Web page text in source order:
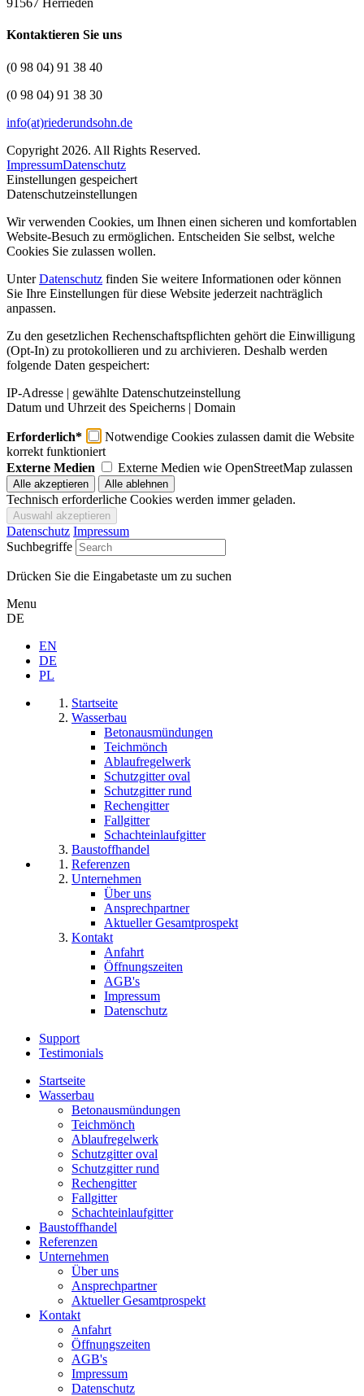
91567 Herrieden
Kontaktieren Sie uns
(0 98 04) 91 38 40
(0 98 04) 91 38 30
info(at)riederundsohn.de
Copyright 2026. All Rights Reserved.
ImpressumDatenschutz
Einstellungen gespeichert
Datenschutzeinstellungen
Wir verwenden Cookies, um Ihnen einen sicheren und komfortablen
Website-Besuch zu ermöglichen. Entscheiden Sie selbst, welche
Cookies Sie zulassen wollen.
UnterDatenschutz finden Sie weitere Informationen oder können
Sie Ihre Einstellungen für diese Website jederzeit nachträglich
anpassen.
Zu den gesetzlichen Rechenschaftspflichten gehört die Einwilligung
(Opt-In) zu protokollieren und zu archivieren. Deshalb werden
folgende Daten gespeichert:
IP-Adresse | gewählte Datenschutzeinstellung
Datum und Uhrzeit des Speicherns | Domain
Erforderlich*
Notwendige Cookies zulassen damit die Website
korrekt funktioniert
Externe Medien
Externe Medien wie OpenStreetMap zulassen
Technisch erforderliche Cookies werden immer geladen.
Datenschutz Impressum
Suchbegriffe
Drücken Sie die Eingabetaste um zu suchen
Menu
DE
EN
DE
PL
Startseite
Wasserbau
Betonausmündungen
Teichmönch
Ablaufregelwerk
Schutzgitter oval
Schutzgitter rund
Rechengitter
Fallgitter
Schachteinlaufgitter
Baustoffhandel
Referenzen
Unternehmen
Über uns
Ansprechpartner
Aktueller Gesamtprospekt
Kontakt
Anfahrt
Öffnungszeiten
AGB's
Impressum
Datenschutz
Support
Testimonials
Startseite
Wasserbau
Betonausmündungen
Teichmönch
Ablaufregelwerk
Schutzgitter oval
Schutzgitter rund
Rechengitter
Fallgitter
Schachteinlaufgitter
Baustoffhandel
Referenzen
Unternehmen
Über uns
Ansprechpartner
Aktueller Gesamtprospekt
Kontakt
Anfahrt
Öffnungszeiten
AGB's
Impressum
Datenschutz